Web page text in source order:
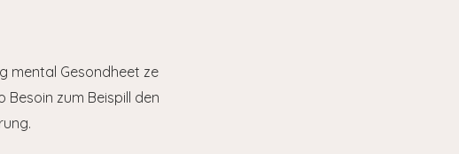
mental Gesondheet ze
Besoin zum Beispill den